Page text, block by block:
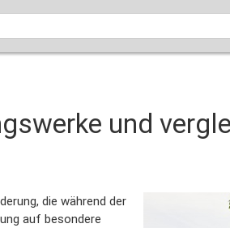
und
die während der
auf besondere